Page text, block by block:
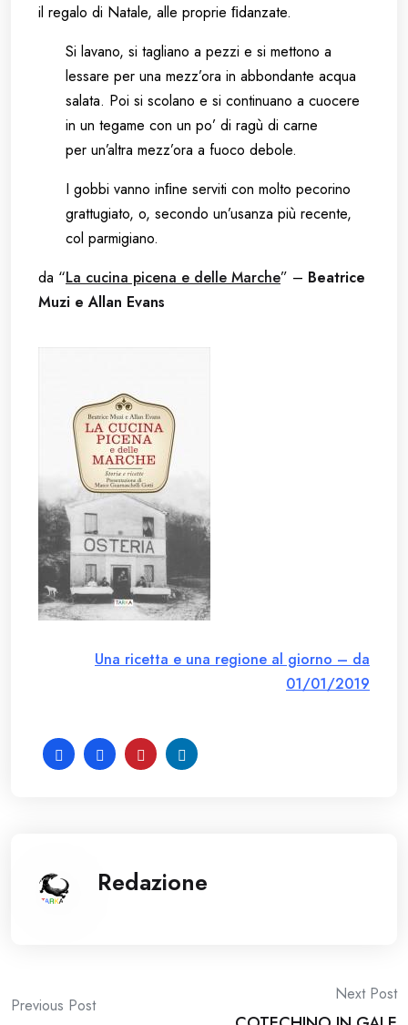
il regalo di Natale, alle proprie ﬁdanzate.
Si lavano, si tagliano a pezzi e si mettono a
lessare per una mezz’ora in abbondante acqua
salata. Poi si scolano e si continuano a cuocere
in un tegame con un po’ di ragù di carne
per un’altra mezz’ora a fuoco debole.
I gobbi vanno inﬁne serviti con molto pecorino
grattugiato, o, secondo un’usanza più recente,
col parmigiano.
da “La cucina picena e delle Marche” – Beatrice
Muzi e Allan Evans
Una ricetta e una regione al giorno – da
01/01/2019
Redazione
Post
Previous Post
Next Post